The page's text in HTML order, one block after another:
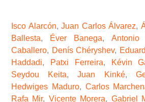
Isco Alarcón,Juan Carlos Álvarez,
Ballesta, Éver Banega, Antonio
Caballero, Denís Chéryshev,
Haddadi, Patxi Ferreira, Kévin
Seydou Keita,Juan Kinké,
Hedwiges Maduro, Carlos
Rafa Mir, Vicente Morera, Gabriel